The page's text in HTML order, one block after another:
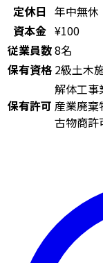
定休日 年中無休
資本金 ¥100
従業員数8名
保有資格 2級土木
保有許可
解体工事
産業廃
古物商許